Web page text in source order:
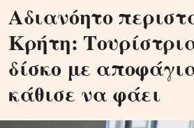
Αδιανόητο
Κρήτη:
δίσκο με
κάθισε να φάει